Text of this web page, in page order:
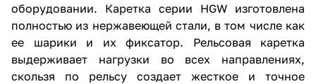
оборудовании. Каретка серии HGW изготовлена
полностью из нержавеющей стали, в том числе как
ее шарики и их фиксатор. Рельсовая каретка
выдерживает нагрузки во всех направлениях,
скользя по рельсу создает жесткое и точное